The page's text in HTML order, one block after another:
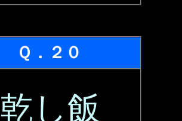
Ｑ．２０
乾し飯